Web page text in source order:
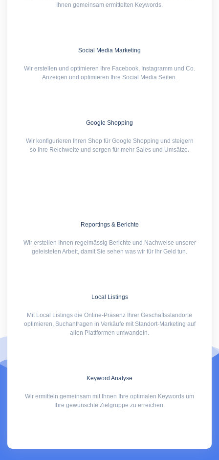
Ihnen gemeinsam ermittelten Keywords.
Social Media Marketing
Wir erstellen und optimieren Ihre Facebook, Instagramm und Co.
Anzeigen und optimieren Ihre Social Media Seiten.
Google Shopping
Wir konfigurieren Ihren Shop für Google Shopping und steigern
so Ihre Reichweite und sorgen für mehr Sales und Umsätze.
Reportings & Berichte
Wir erstellen Ihnen regelmässig Berichte und Nachweise unserer
geleisteten Arbeit, damit Sie sehen was wir für Ihr Geld tun.
Local Listings
Mit Local Listings die Online-Präsenz Ihrer Geschäftsstandorte
optimieren, Suchanfragen in Verkäufe mit Standort-Marketing auf
allen Plattformen umwandeln.
Keyword Analyse
Wir ermitteln gemeinsam mit Ihnen Ihre optimalen Keywords um
Ihre gewünschte Zielgruppe zu erreichen.